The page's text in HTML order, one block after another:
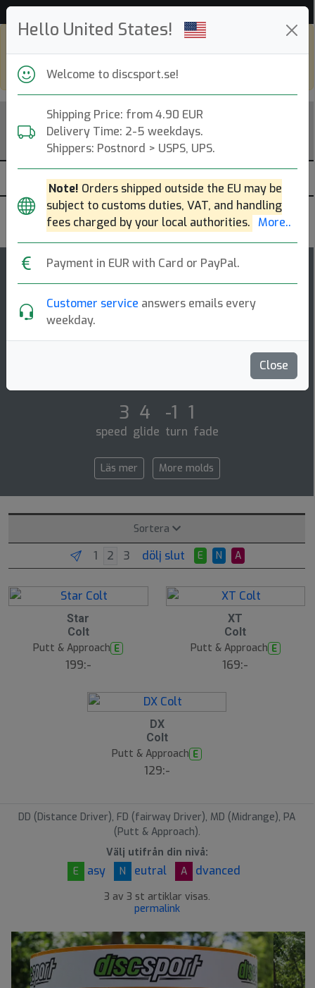
Hello United States!
Welcome to discsport.se!
Shipping Price: from 4.90 EUR
Delivery Time: 2-5 weekdays.
Shippers: Postnord > USPS, UPS.
Note! Orders shipped outside the EU may be
subject to customs duties, VAT, and handling
fees charged by your local authorities. More..
Payment in EUR with Card or PayPal.
Customer service answers emails every
weekday.
Close
go todiscsport.com
Innova
Colt
The colt is a completely new low profile small
diameter putt and approach disc similar to our xd or
classic roc. it is a fairly straight fly [...]
3 4 -1 1
speed glide turn fade
Läs mer More molds
Sortera
dölj slut E N A
Star
Colt
Putt & Approach E
199:-
XT
Colt
Putt & Approach E
169:-
DX
Colt
Putt & Approach E
129:-
DD (Distance Driver), FD (fairway Driver), MD (Midrange), PA
(Putt & Approach).
Välj utifrån din nivå:
E
asy N eutral A dvanced
3 av 3 st artiklar visas.
permalink